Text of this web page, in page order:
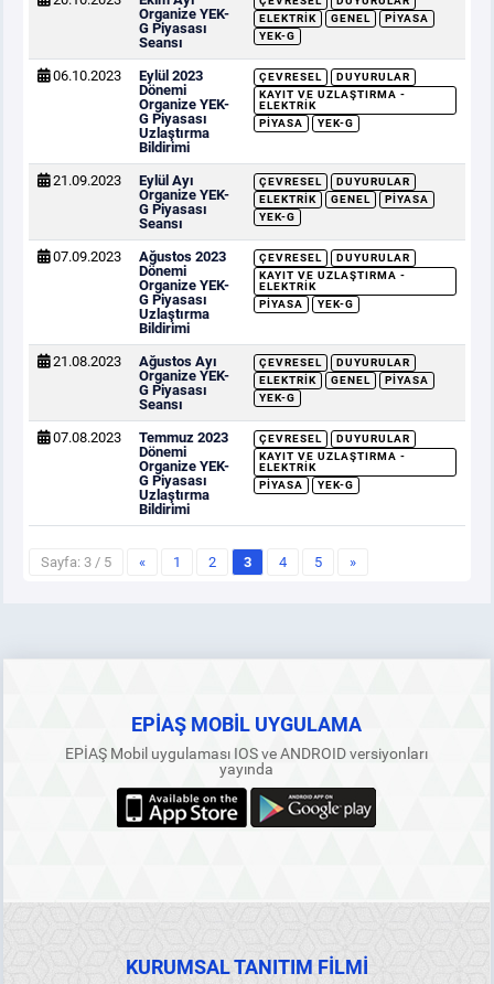
Organize YEK-
G Piyasası
Seansı
ELEKTRIK
GENEL
PIYASA
YEK-G
06.10.2023
Eylül 2023
Dönemi
Organize YEK-
G Piyasası
Uzlaştırma
Bildirimi
ÇEVRESEL
DUYURULAR
KAYIT VE UZLAŞTIRMA -
ELEKTRIK
PIYASA
YEK-G
21.09.2023
Eylül Ayı
Organize YEK-
G Piyasası
Seansı
ÇEVRESEL
DUYURULAR
ELEKTRIK
GENEL
PIYASA
YEK-G
07.09.2023
Ağustos 2023
Dönemi
Organize YEK-
G Piyasası
Uzlaştırma
Bildirimi
ÇEVRESEL
DUYURULAR
KAYIT VE UZLAŞTIRMA -
ELEKTRIK
PIYASA
YEK-G
21.08.2023
Ağustos Ayı
Organize YEK-
G Piyasası
Seansı
ÇEVRESEL
DUYURULAR
ELEKTRIK
GENEL
PIYASA
YEK-G
07.08.2023
Temmuz 2023
Dönemi
Organize YEK-
G Piyasası
Uzlaştırma
Bildirimi
ÇEVRESEL
DUYURULAR
KAYIT VE UZLAŞTIRMA -
ELEKTRIK
PIYASA
YEK-G
Sayfa: 3 / 5 « 1 2 3 4 5 »
EPİAŞ MOBİL UYGULAMA
EPİAŞ Mobil uygulaması IOS ve ANDROID versiyonları
yayında
KURUMSAL TANITIM FİLMİ